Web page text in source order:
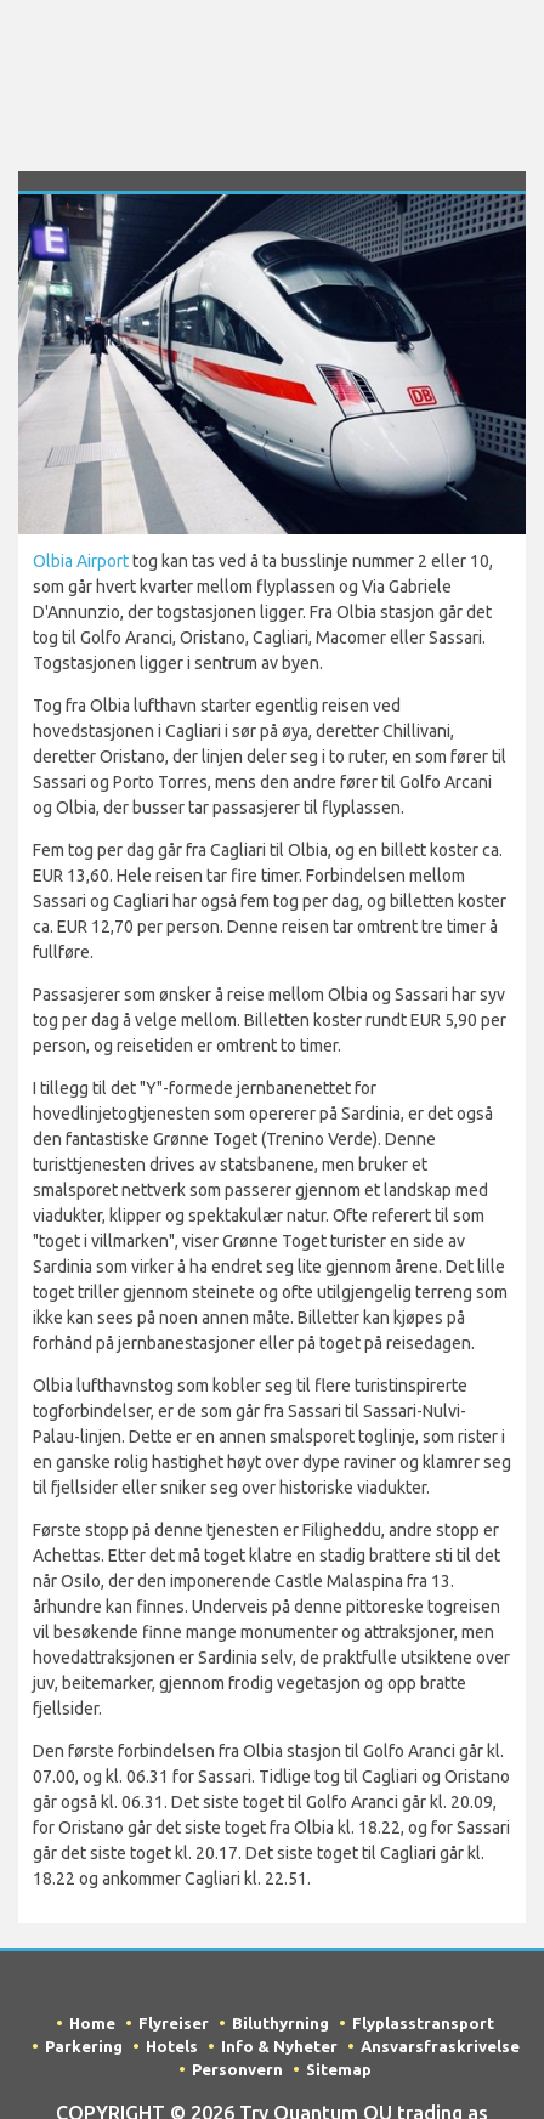
Olbia Airporttog kan tas ved å ta busslinje nummer 2 eller 10,
som går hvert kvarter mellom flyplassen og Via Gabriele
D'Annunzio, der togstasjonen ligger. Fra Olbia stasjon går det
tog til Golfo Aranci, Oristano, Cagliari, Macomer eller Sassari.
Togstasjonen ligger i sentrum av byen.
Tog fra Olbia lufthavn starter egentlig reisen ved
hovedstasjonen i Cagliari i sør på øya, deretter Chillivani,
deretter Oristano, der linjen deler seg i to ruter, en som fører til
Sassari og Porto Torres, mens den andre fører til Golfo Arcani
og Olbia, der busser tar passasjerer til flyplassen.
Fem tog per dag går fra Cagliari til Olbia, og en billett koster ca.
EUR 13,60. Hele reisen tar fire timer. Forbindelsen mellom
Sassari og Cagliari har også fem tog per dag, og billetten koster
ca. EUR 12,70 per person. Denne reisen tar omtrent tre timer å
fullføre.
Passasjerer som ønsker å reise mellom Olbia og Sassari har syv
tog per dag å velge mellom. Billetten koster rundt EUR 5,90 per
person, og reisetiden er omtrent to timer.
I tillegg til det "Y"-formede jernbanenettet for
hovedlinjetogtjenesten som opererer på Sardinia, er det også
den fantastiske Grønne Toget (Trenino Verde). Denne
turisttjenesten drives av statsbanene, men bruker et
smalsporet nettverk som passerer gjennom et landskap med
viadukter, klipper og spektakulær natur. Ofte referert til som
"toget i villmarken", viser Grønne Toget turister en side av
Sardinia som virker å ha endret seg lite gjennom årene. Det lille
toget triller gjennom steinete og ofte utilgjengelig terreng som
ikke kan sees på noen annen måte. Billetter kan kjøpes på
forhånd på jernbanestasjoner eller på toget på reisedagen.
Olbia lufthavnstog som kobler seg til flere turistinspirerte
togforbindelser, er de som går fra Sassari til Sassari-Nulvi-
Palau-linjen. Dette er en annen smalsporet toglinje, som rister i
en ganske rolig hastighet høyt over dype raviner og klamrer seg
til fjellsider eller sniker seg over historiske viadukter.
Første stopp på denne tjenesten er Filigheddu, andre stopp er
Achettas. Etter det må toget klatre en stadig brattere sti til det
når Osilo, der den imponerende Castle Malaspina fra 13.
århundre kan finnes. Underveis på denne pittoreske togreisen
vil besøkende finne mange monumenter og attraksjoner, men
hovedattraksjonen er Sardinia selv, de praktfulle utsiktene over
juv, beitemarker, gjennom frodig vegetasjon og opp bratte
fjellsider.
Den første forbindelsen fra Olbia stasjon til Golfo Aranci går kl.
07.00, og kl. 06.31 for Sassari. Tidlige tog til Cagliari og Oristano
går også kl. 06.31. Det siste toget til Golfo Aranci går kl. 20.09,
for Oristano går det siste toget fra Olbia kl. 18.22, og for Sassari
går det siste toget kl. 20.17. Det siste toget til Cagliari går kl.
18.22 og ankommer Cagliari kl. 22.51.
Home Flyreiser Biluthyrning
Flyplasstransport
Parkering
Hotels Info & Nyheter
Ansvarsfraskrivelse
Personvern
Sitemap
COPYRIGHT © 2026 Try Quantum OU trading as